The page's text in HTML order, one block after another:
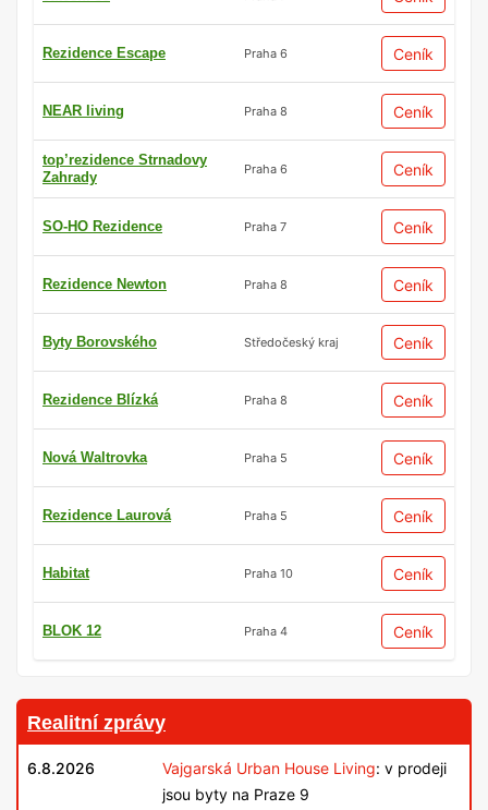
Rezidence Escape Praha 6 Ceník
NEAR living Praha 8 Ceník
top’rezidence Strnadovy
Zahrady
Praha 6 Ceník
SO-HO Rezidence Praha 7 Ceník
Rezidence Newton Praha 8 Ceník
Byty Borovského Středočeský kraj Ceník
Rezidence Blízká Praha 8 Ceník
Nová Waltrovka Praha 5 Ceník
Rezidence Laurová Praha 5 Ceník
Habitat Praha 10 Ceník
BLOK 12 Praha 4 Ceník
Realitní zprávy
6.8.2026 Vajgarská Urban House Living: v prodeji
jsou byty na Praze 9